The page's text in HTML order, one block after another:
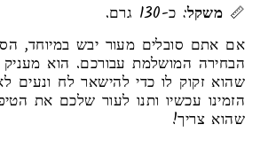
📏 משקל: כ-130 גרם.
אם אתם סובלים מעור יבש במיוחד,
הבחירה המושלמת עבורכם. הוא
שהוא זקוק לו כדי להישאר לח ונעים
הזמינו עכשיו ותנו לעור שלכם את
שהוא צריך!